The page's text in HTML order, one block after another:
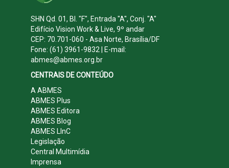
SHN Qd. 01, Bl. "F", Entrada "A", Conj. "A"
Edifício Vision Work & Live, 9º andar
CEP: 70.701-060 - Asa Norte, Brasília/DF
Fone: (61) 3961-9832 | E-mail:
abmes@abmes.org.br
CENTRAIS DE CONTEÚDO
A ABMES
ABMES Plus
ABMES Editora
ABMES Blog
ABMES LInC
Legislação
Central Multimídia
Imprensa